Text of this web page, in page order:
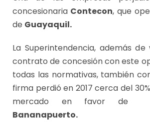
concesionaria Contecon, que
de Guayaquil.
La Superintendencia, además
contrato de concesión con este
todas las normativas, también
firma perdió en 2017 cerca del
mercado en favor de
Bananapuerto.